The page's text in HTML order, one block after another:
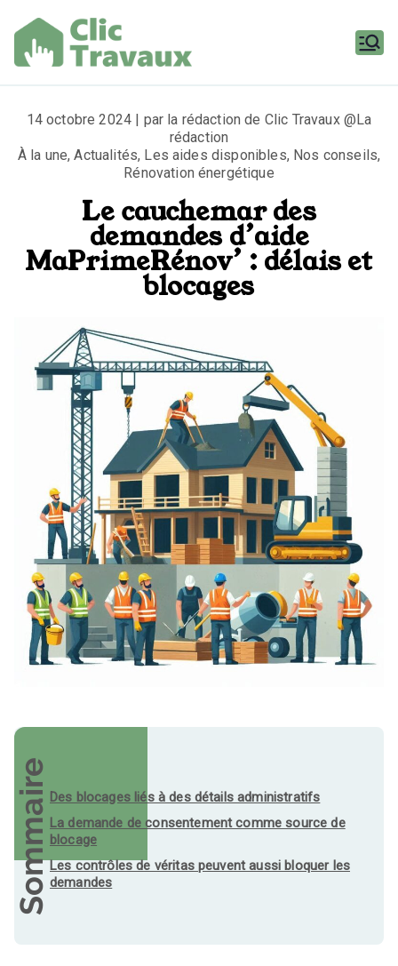
contenu
Travaux
14 octobre 2024 | par la rédaction de Clic Travaux @La
rédaction
À la une,Actualités, Les aides disponibles, Nos conseils,
Rénovation énergétique
Le cauchemar des
demandes d’aide
MaPrimeRénov’ : délais et
blocages
SommaireDes blocages liés à des détails administratifs
La demande de consentement comme source de
blocage
Les contrôles de véritas peuvent aussi bloquer les
demandes